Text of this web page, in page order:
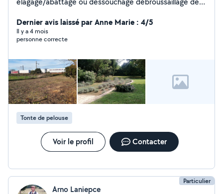
évacuation comprise.
Dernier avis laissé par Anne Marie : 4/5
Il y a 4 mois
personne correcte
Tonte de pelouse
Voir le profil Contacter
Particulier
Arno Laniepce